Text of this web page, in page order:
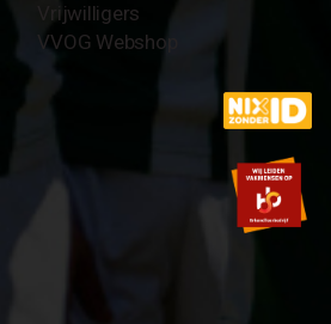
Vrijwilligers
VVOG Webshop